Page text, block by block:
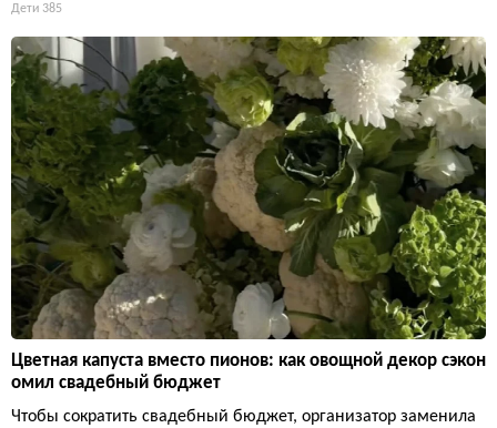
Дети 385
Цветная капуста вместо пионов: как овощной декор сэкон
омил свадебный бюджет
Чтобы сократить свадебный бюджет, организатор заменила